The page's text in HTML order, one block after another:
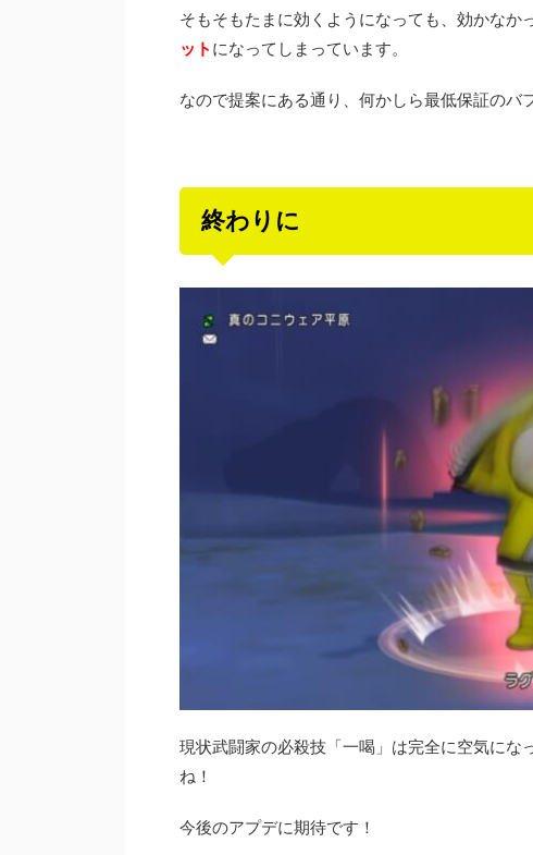
そもそもたまに効くようになっても、効かなか
ット になってしまっています。
なので提案にある通り、何かしら最低保証のバ
終わりに
現状武闘家の必殺技「一喝」は完全に空気に
ね！
今後のアプデに期待です！